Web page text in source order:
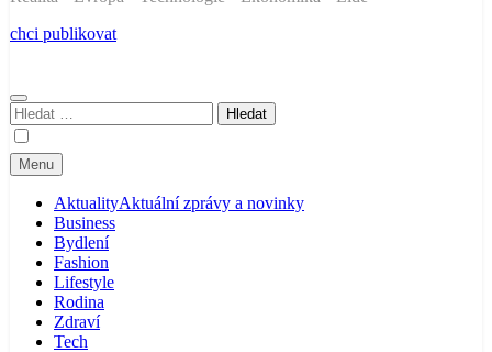
chci publikovat
Vyhledávání
Menu
AktualityAktuální zprávy a novinky
Business
Bydlení
Fashion
Lifestyle
Rodina
Zdraví
Tech